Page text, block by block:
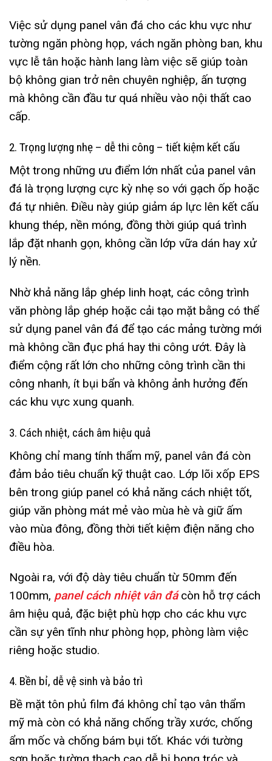
Việc sử dụng panel vân đá cho các khu vực như
tường ngăn phòng họp, vách ngăn phòng ban, khu
vực lễ tân hoặc hành lang làm việc sẽ giúp toàn
bộ không gian trở nên chuyên nghiệp, ấn tượng
mà không cần đầu tư quá nhiều vào nội thất cao
cấp.
2. Trọng lượng nhẹ – dễ thi công – tiết kiệm kết cấu
Một trong những ưu điểm lớn nhất của panel vân
đá là trọng lượng cực kỳ nhẹ so với gạch ốp hoặc
đá tự nhiên. Điều này giúp giảm áp lực lên kết cấu
khung thép, nền móng, đồng thời giúp quá trình
lắp đặt nhanh gọn, không cần lớp vữa dán hay xử
lý nền.
Nhờ khả năng lắp ghép linh hoạt, các công trình
văn phòng lắp ghép hoặc cải tạo mặt bằng có thể
sử dụng panel vân đá để tạo các mảng tường mới
mà không cần đục phá hay thi công ướt. Đây là
điểm cộng rất lớn cho những công trình cần thi
công nhanh, ít bụi bẩn và không ảnh hưởng đến
các khu vực xung quanh.
3. Cách nhiệt, cách âm hiệu quả
Không chỉ mang tính thẩm mỹ, panel vân đá còn
đảm bảo tiêu chuẩn kỹ thuật cao. Lớp lõi xốp EPS
bên trong giúp panel có khả năng cách nhiệt tốt,
giúp văn phòng mát mẻ vào mùa hè và giữ ấm
vào mùa đông, đồng thời tiết kiệm điện năng cho
điều hòa.
Ngoài ra, với độ dày tiêu chuẩn từ 50mm đến
100mm, panel cách nhiệt vân đá còn hỗ trợ cách
âm hiệu quả, đặc biệt phù hợp cho các khu vực
cần sự yên tĩnh như phòng họp, phòng làm việc
riêng hoặc studio.
4. Bền bỉ, dễ vệ sinh và bảo trì
Bề mặt tôn phủ film đá không chỉ tạo vân thẩm
mỹ mà còn có khả năng chống trầy xước, chống
ẩm mốc và chống bám bụi tốt. Khác với tường